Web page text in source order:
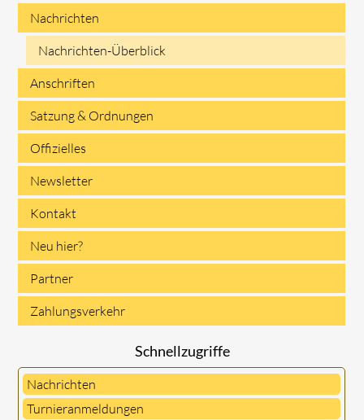
Navigation
überspringen
Nachrichten
Nachrichten-Überblick
Anschriften
Satzung & Ordnungen
Offizielles
Newsletter
Kontakt
Neu hier?
Partner
Zahlungsverkehr
Schnellzugriffe
Nachrichten
Turnieranmeldungen